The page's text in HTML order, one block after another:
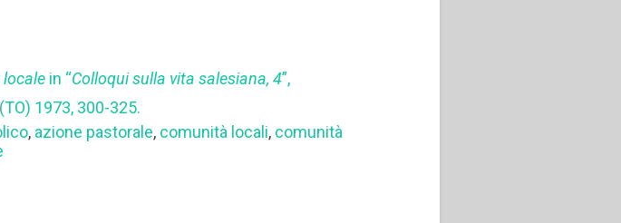
locale in “Colloqui sulla vita salesiana, 4”,
1973, 300-325.
, azione pastorale, comunità locali, comunità